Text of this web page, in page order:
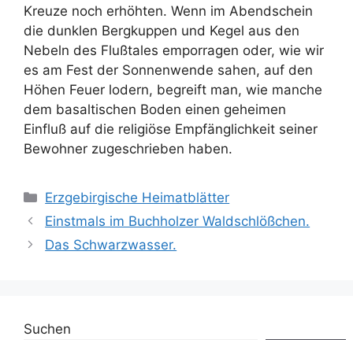
Kreuze noch erhöhten. Wenn im Abendschein
die dunklen Bergkuppen und Kegel aus den
Nebeln des Flußtales emporragen oder, wie wir
es am Fest der Sonnenwende sahen, auf den
Höhen Feuer lodern, begreift man, wie manche
dem basaltischen Boden einen geheimen
Einfluß auf die religiöse Empfänglichkeit seiner
Bewohner zugeschrieben haben.
Kategorien
Erzgebirgische Heimatblätter
Einstmals im Buchholzer Waldschlößchen.
Das Schwarzwasser.
Suchen